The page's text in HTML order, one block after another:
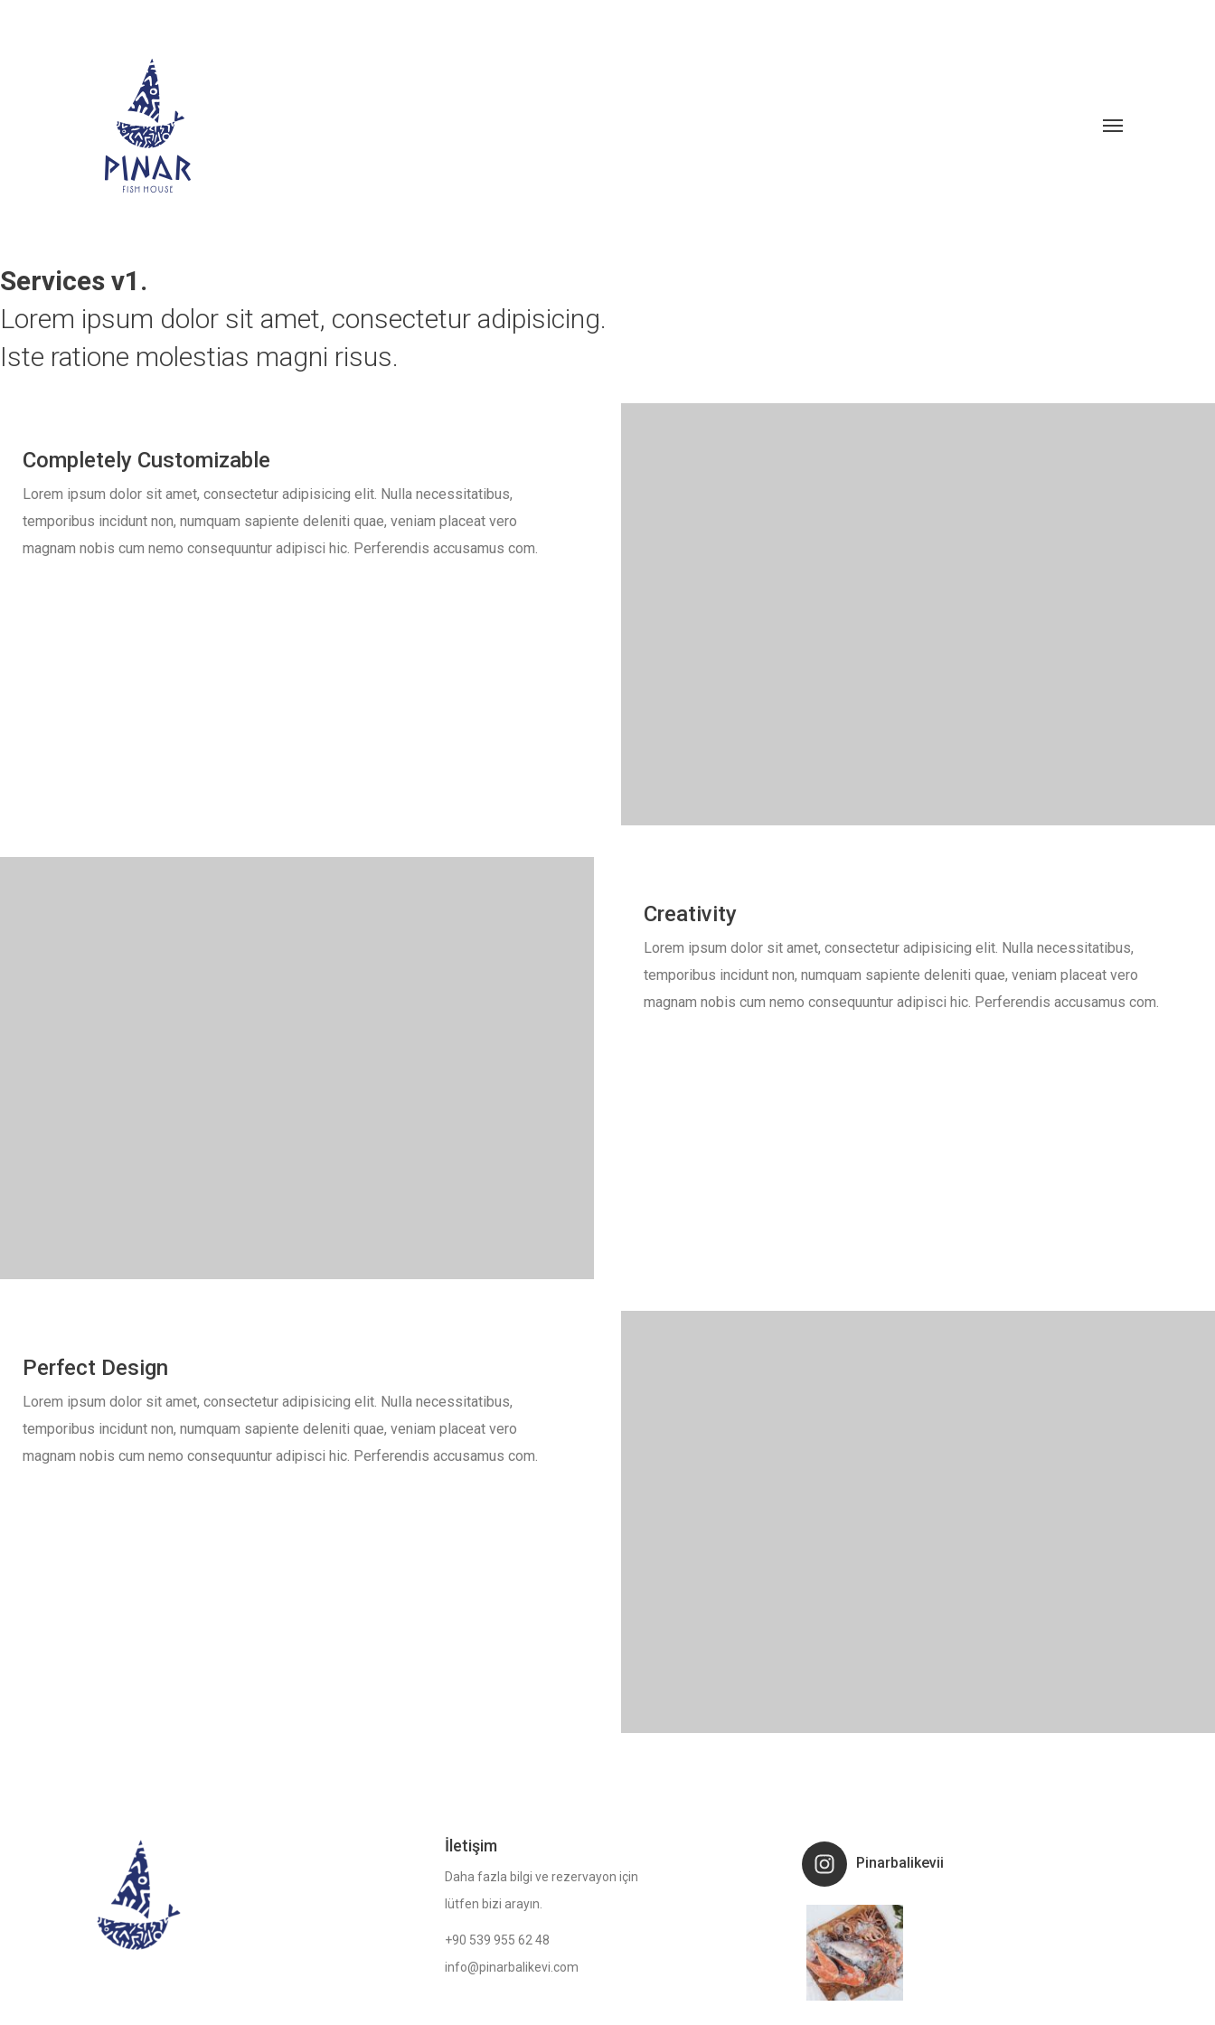
Services v1.
Lorem ipsum dolor sit amet, consectetur adipisicing.
Iste ratione molestias magni risus.
Completely Customizable
Lorem ipsum dolor sit amet, consectetur adipisicing elit. Nulla necessitatibus,
temporibus incidunt non, numquam sapiente deleniti quae, veniam placeat vero
magnam nobis cum nemo consequuntur adipisci hic. Perferendis accusamus com.
Creativity
Lorem ipsum dolor sit amet, consectetur adipisicing elit. Nulla necessitatibus,
temporibus incidunt non, numquam sapiente deleniti quae, veniam placeat vero
magnam nobis cum nemo consequuntur adipisci hic. Perferendis accusamus com.
Perfect Design
Lorem ipsum dolor sit amet, consectetur adipisicing elit. Nulla necessitatibus,
temporibus incidunt non, numquam sapiente deleniti quae, veniam placeat vero
magnam nobis cum nemo consequuntur adipisci hic. Perferendis accusamus com.
İletişim
Daha fazla bilgi ve rezervayon için
lütfen bizi arayın.
+90 539 955 62 48
info@pinarbalikevi.com
Pinarbalikevii